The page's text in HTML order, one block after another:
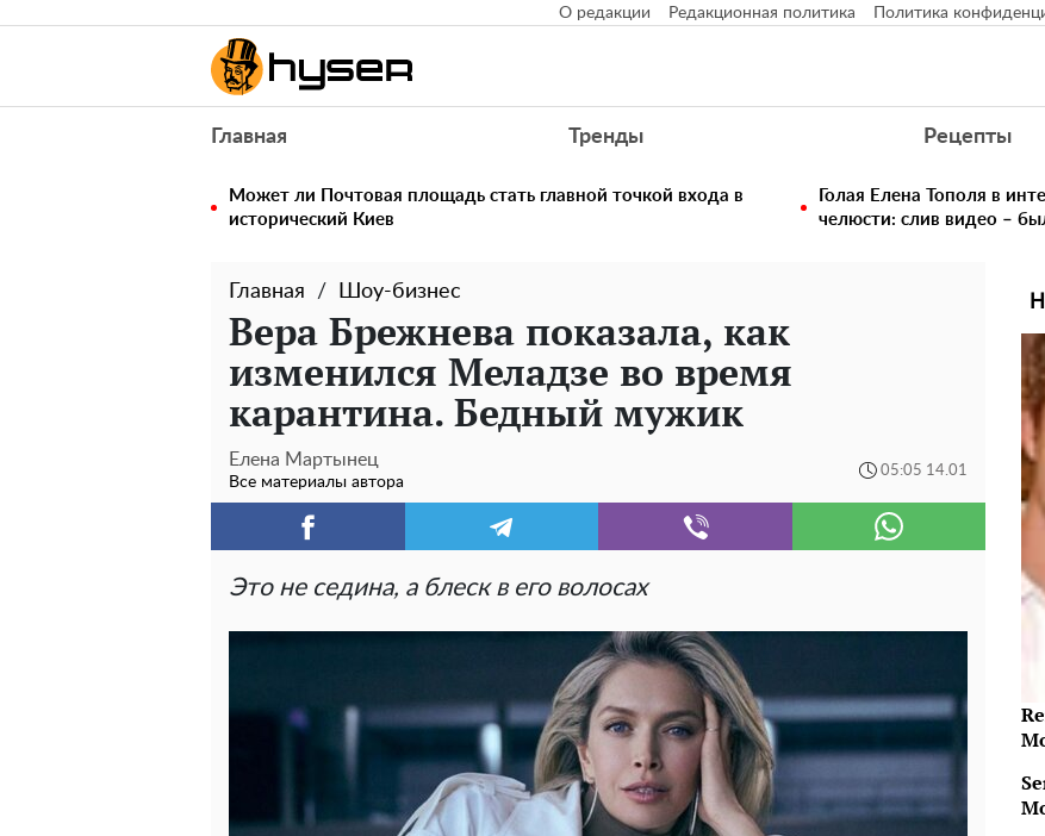
О редакции Редакционная политика Политика
Главная Тренды Рецепты
Может ли Почтовая площадь стать главной точкой входа в
исторический Киев
Голая Елена Тополя в
челюсти: слив видео –
Главная Шоу-бизнес
Вера Брежнева показала, как
изменился Меладзе во время
карантина. Бедный мужик
Елена Мартынец
Все материалы автора
05:05 14.01
Это не седина, а блеск в его волосах